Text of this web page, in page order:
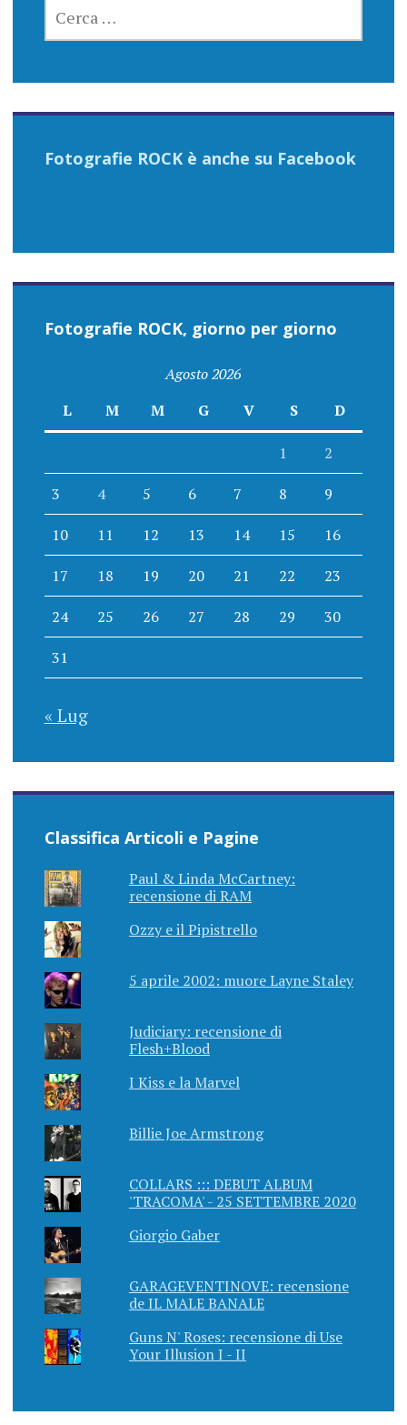
PER:
Fotografie ROCK è anche su Facebook
Fotografie ROCK, giorno per giorno
Agosto 2026
L
M M G V S D
1 2
3 4 5 6 7 8 9
10 11 12 13 14 15 16
17 18 19 20 21 22 23
24 25 26 27 28 29 30
31
« Lug
Classifica Articoli e Pagine
Paul & Linda McCartney:
recensione di RAM
Ozzy e il Pipistrello
5 aprile 2002: muore Layne Staley
Judiciary: recensione di
Flesh+Blood
I Kiss e la Marvel
Billie Joe Armstrong
COLLARS ::: DEBUT ALBUM
'TRACOMA' - 25 SETTEMBRE 2020
Giorgio Gaber
GARAGEVENTINOVE: recensione
de IL MALE BANALE
Guns N' Roses: recensione di Use
Your Illusion I - II